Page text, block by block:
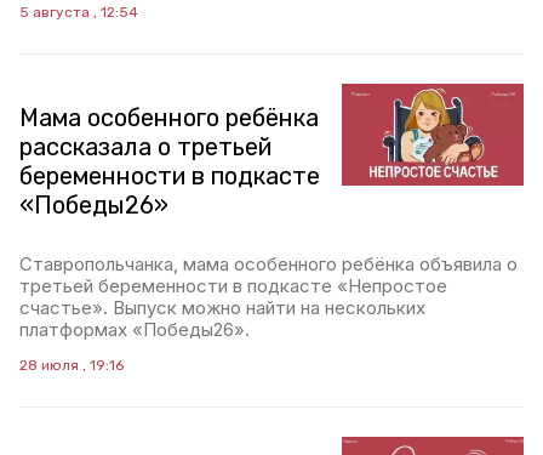
5 августа , 12:54
Мама особенного ребёнка
рассказала о третьей
беременности в подкасте
«Победы26»
Ставропольчанка, мама особенного ребёнка объявила о
третьей беременности в подкасте «Непростое
счастье». Выпуск можно найти на нескольких
платформах «Победы26».
28 июля , 19:16